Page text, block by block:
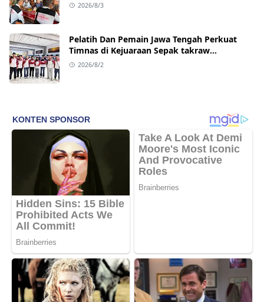
2026/8/3
Pelatih Dan Pemain Jawa Tengah Perkuat
Timnas di Kejuaraan Sepak takraw
Internasional
2026/8/2